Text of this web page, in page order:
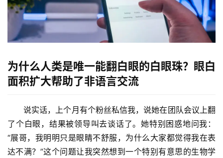
为什么人类是唯一能翻白眼的白眼珠？眼白
面积扩大帮助了非语言交流
说实话，上个月有个粉丝私信我，说她在团队会议上翻
了个白眼，结果被领导叫去谈话了。她特别困惑地问我：
“展哥，我明明只是眼睛不舒服，为什么大家都觉得我在表
达不满？”这个问题让我突然想到一个特别有意思的生物学